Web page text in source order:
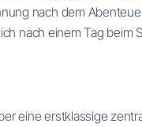
nach dem
nach einem Tag beim
eine erstklassige